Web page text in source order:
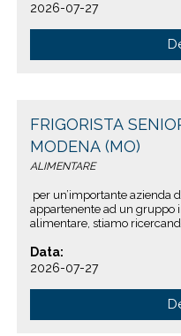
2026-07-27
FRIGORISTA
MODENA (MO)
ALIMENTARE
per un’importante azienda
appartenente ad un gruppo
alimentare, stiamo
Data:
2026-07-27